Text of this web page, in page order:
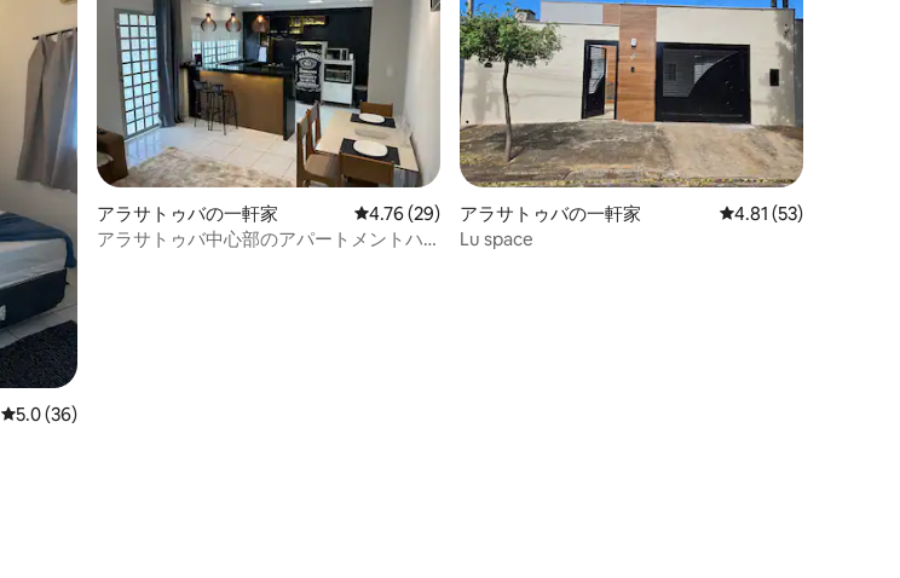
レビュー36件、5つ星中5.0つ星の平均評価
5.0 (36)
アラサトゥバの一軒家 レビュー29件、5つ星中4.76つ星の平均評価
4.76 (29)
アラサトゥバ中心部のアパートメントハ
アラサトゥバの一軒家 レビュー53件、5つ
4.81 (53)
Lu space